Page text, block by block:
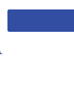
© VBL 2026